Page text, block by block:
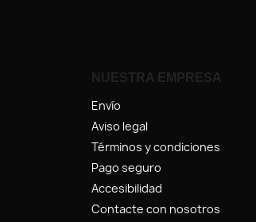
NUESTRA EMPRESA
Envío
Aviso legal
Términos y condiciones
Pago seguro
Accesibilidad
Contacte con nosotros